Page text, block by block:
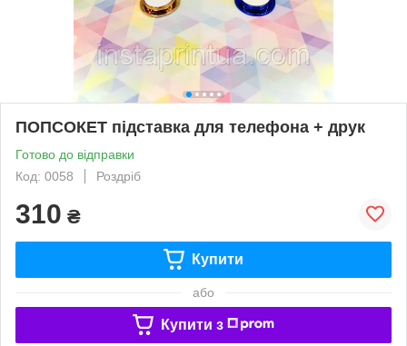
ПОПСОКЕТ підставка для телефона + друк
Готово до відправки
Код: 0058
Роздріб
310 ₴
Купити
або
Купити з